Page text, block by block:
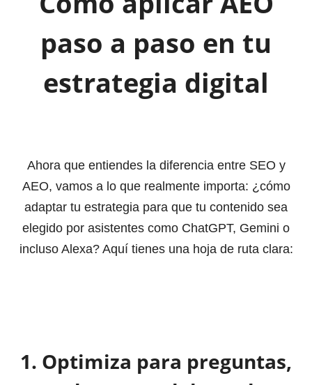
paso a paso en tu
estrategia digital
Ahora que entiendes la diferencia entre SEO y
AEO, vamos a lo que realmente importa: ¿cómo
adaptar tu estrategia para que tu contenido sea
elegido por asistentes como ChatGPT, Gemini o
incluso Alexa? Aquí tienes una hoja de ruta clara:
1. Optimiza para preguntas,